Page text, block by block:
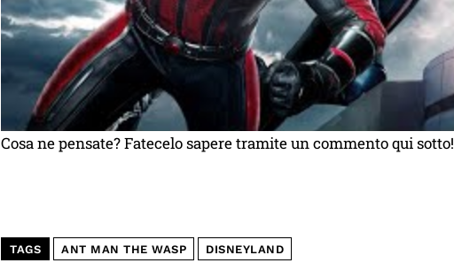
Cosa ne pensate? Fatecelo sapere tramite un commento qui sotto!
TAGS ANT MAN THE WASP DISNEYLAND